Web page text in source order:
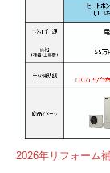
2026年リフォーム